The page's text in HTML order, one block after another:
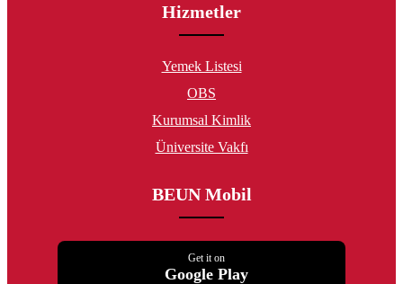
Hizmetler
Yemek Listesi
OBS
Kurumsal Kimlik
Üniversite Vakfı
BEUN Mobil
Get it on
Google Play